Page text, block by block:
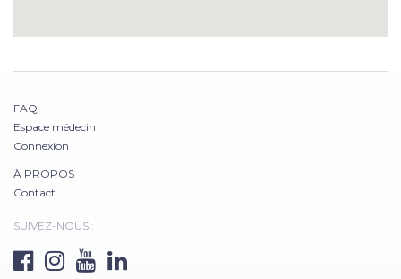
FAQ
Espace médecin
Connexion
À PROPOS
Contact
SUIVEZ-NOUS :